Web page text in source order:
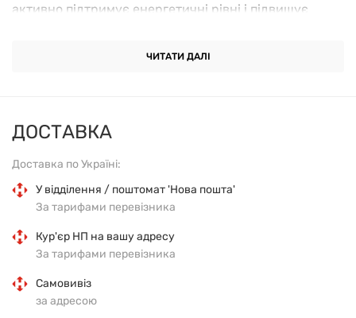
ДОСТАВКА
Доставка по Україні:
У відділення / поштомат 'Нова пошта'
За тарифами перевізника
Кур'єр НП на вашу адресу
За тарифами перевізника
Самовивіз
за адресою
активно підтримує енергетичні рівні і підвищує
навантажень. Таурин допомагає поліпшити
спортсменів і активних людей, які прагнуть
збільшити свою енергію та витривалість.
Основні переваги:
Підвищує рівень енергії та витривалості під час
Покращує функціонування серцево-судинної та
ЧИТАТИ ДАЛІ